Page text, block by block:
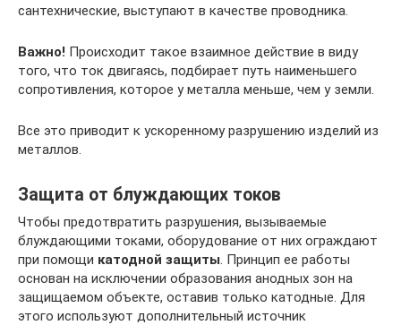
сантехнические, выступают в качестве проводника.
Важно! Происходит такое взаимное действие в виду
того, что ток двигаясь, подбирает путь наименьшего
сопротивления, которое у металла меньше, чем у земли.
Все это приводит к ускоренному разрушению изделий из
металлов.
Защита от блуждающих токов
Чтобы предотвратить разрушения, вызываемые
блуждающими токами, оборудование от них ограждают
при помощи катодной защиты . Принцип ее работы
основан на исключении образования анодных зон на
защищаемом объекте, оставив только катодные. Для
этого используют дополнительный источник